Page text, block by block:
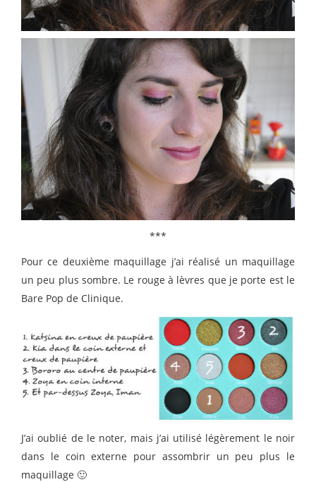
***
Pour ce deuxième maquillage j’ai réalisé un maquillage
un peu plus sombre. Le rouge à lèvres que je porte est le
Bare Pop de Clinique.
J’ai oublié de le noter, mais j’ai utilisé légèrement le noir
dans le coin externe pour assombrir un peu plus le
maquillage 🙂